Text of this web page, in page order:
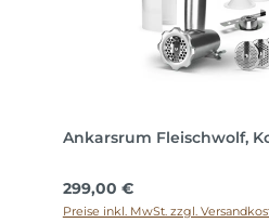
Ankarsrum Fleischwolf,
Regulärer Preis:
299,00 €
Preise inkl. MwSt. zzgl.